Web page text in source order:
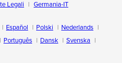
Legali Germania-IT
Español Polski
Nederlands
Português Dansk
Svenska